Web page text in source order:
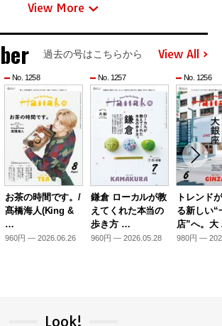
View More
過去の号はこちらから View All
No. 1258
お茶の時間です。/
髙橋海人(King &
…
960円 — 2026.06.26
No. 1257
鎌倉 ローカルが教
えてくれた本当の
歩き方 …
960円 — 2026.05.28
No. 1256
トレンド
る新しい“
店”へ。
980円 —
Look!